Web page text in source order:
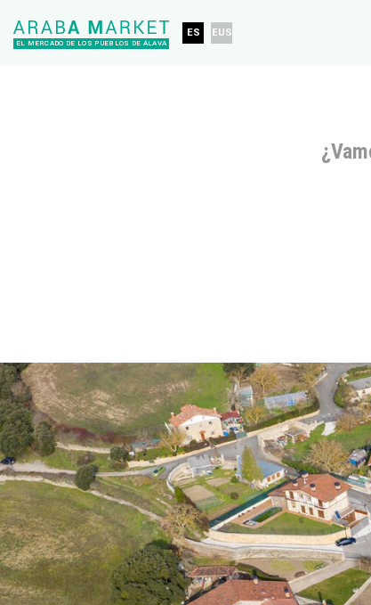
EL MERCADO DE LOS PUEBLOS DE ÁLAVA
ES EUS